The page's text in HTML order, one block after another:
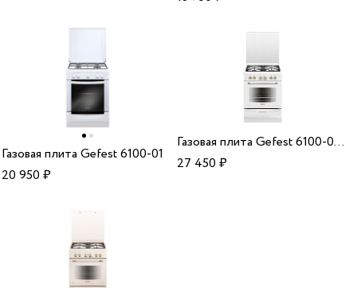
Газовая плита Gefest 6100-01
20 950₽
Газовая плита Gefest 6100-02 0181
27 450₽